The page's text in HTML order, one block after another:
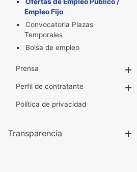
Empleo Fijo
Convocatoria Plazas
Temporales
Bolsa de empleo
Prensa
Perfil de contratante
Política de privacidad
Transparencia